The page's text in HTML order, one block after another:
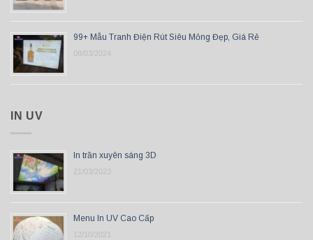
99+ Mẫu Tranh Điện Rút Siêu Mỏng Đẹp, Giá Rẻ
08/03/2024
IN UV
In trần xuyên sáng 3D
21/03/2023
Menu In UV Cao Cấp
12/10/2021